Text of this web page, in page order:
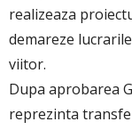
realizeaza
demareze
viitor.
Dupa aprobarea
reprezinta